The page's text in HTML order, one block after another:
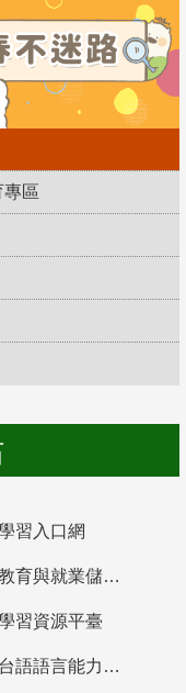
專區
習入口網
青年教育與就業儲蓄帳戶
習資源平臺
臺灣台語語言能力認證網站